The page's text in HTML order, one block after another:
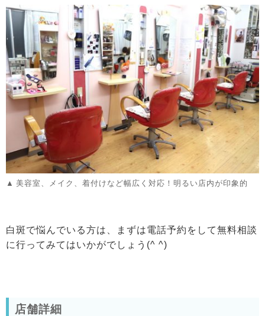
美容室、メイク、着付けなど幅広く対応！明るい店内が印象的
白斑で悩んでいる方は、まずは電話予約をして無料相談
に行ってみてはいかがでしょう(^ ^)
店舗詳細